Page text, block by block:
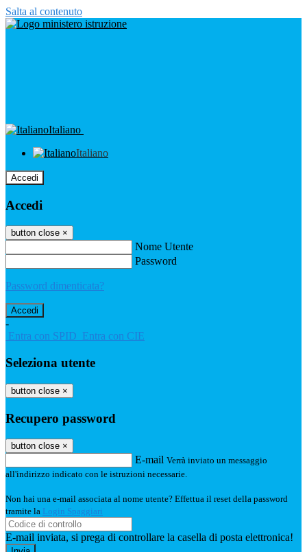
Salta al contenuto
Italiano
Italiano
Accedi
Accedi
button close ×
Nome Utente
Password
Password dimenticata?
-
Entra con SPID Entra con CIE
Seleziona utente
button close ×
Recupero password
button close ×
E-mail Verrà inviato un messaggio
all'indirizzo indicato con le istruzioni necessarie.
Non hai una e-mail associata al nome utente? Effettua il reset della password
tramite la Login Spaggiari
E-mail inviata, si prega di controllare la casella di posta elettronica!